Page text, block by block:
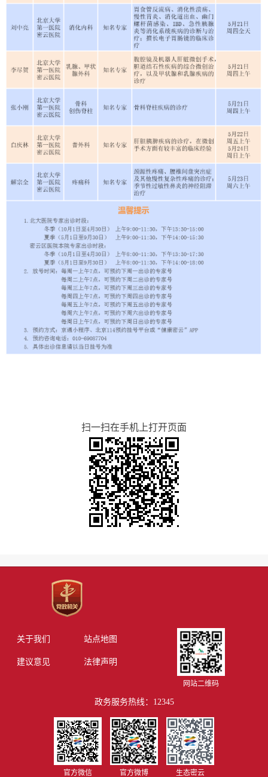
扫一扫在手机上打开页面
关于我们 站点地图
建议意见 法律声明
网站二维码
政务服务热线：12345
官方微信 官方微博 生态密云